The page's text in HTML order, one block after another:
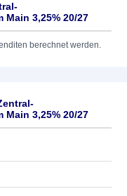
3,25% 20/27
berechnet werden.
3,25% 20/27